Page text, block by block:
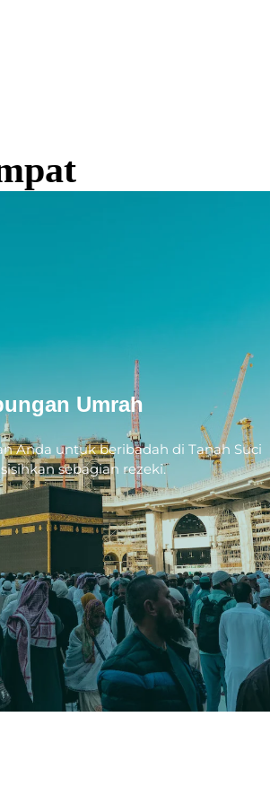
Umrah
Anda untuk beribadah di Tanah Suci
sebagian rezeki.